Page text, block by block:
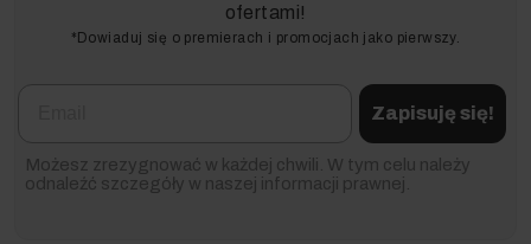
ofertami!
*Dowiaduj się o premierach i promocjach jako pierwszy.
Zapisuję się!
Możesz zrezygnować w każdej chwili. W tym celu należy
odnaleźć szczegóły w naszej informacji prawnej.